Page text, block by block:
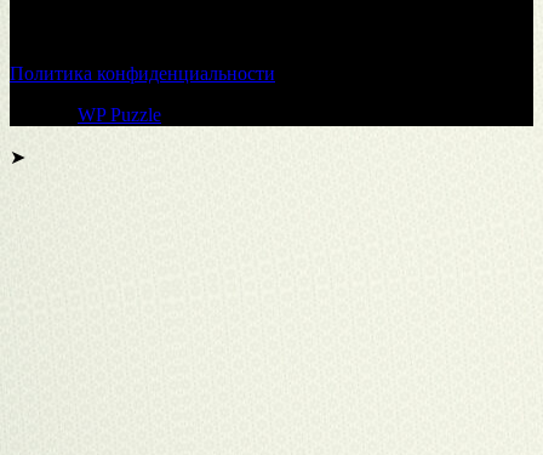
Политика конфиденциальности
WP Puzzle
➤